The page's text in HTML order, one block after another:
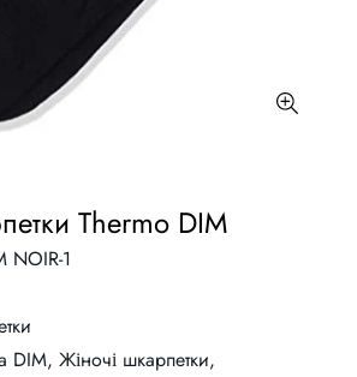
Thermo DIM
NOIR-1
DIM, Жіночі шкарпетки,